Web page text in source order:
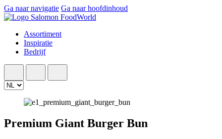
Ga naar navigatie Ga naar hoofdinhoud
Assortiment
Inspiratie
Bedrijf
Premium Giant Burger Bun